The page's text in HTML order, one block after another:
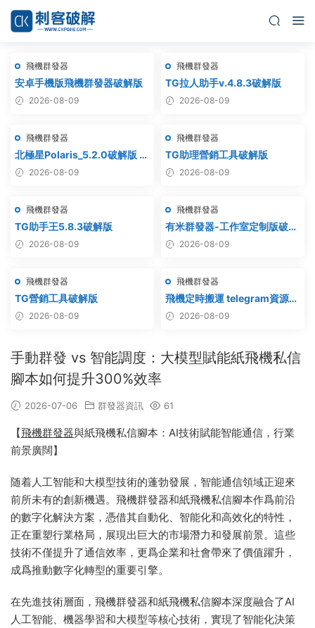
飛機群發器
安卓手機版飛機群發器破解版
2026-08-09
飛機群發器
TG拉人助手v.4.8.3破解版
2026-08-09
飛機群發器
北極星Polaris_5.2.0破解版 飛
機群發器_TG群發軟件
2026-08-09
飛機群發器
TG助理營銷工具破解版
2026-08-09
飛機群發器
TG助手王5.8.3破解版
2026-08-09
飛機群發器
有米群發器-工作室定制版破解
版 2026-08-09
飛機群發器
TG營銷工具破解版
2026-08-09
飛機群發器
飛機定時搬運 telegram資源搬
運 TG頻道搬運 電報頻道克隆
2026-08-09
手動群發 vs 智能調度：大模型賦能紙飛機私信
腳本如何提升300%效率
2026-07-06 群發器資訊 61
【飛機群發器與紙飛機私信腳本：AI技術賦能智能通信，行業
前景廣闊】
随着人工智能和大模型技術的蓬勃發展，智能通信領域正迎來
前所未有的創新機遇。飛機群發器和紙飛機私信腳本作爲前沿
的數字化解決方案，憑借其自動化、智能化和高效化的特性，
正在重塑行業格局，展現出巨大的市場潛力和發展前景。這些
技術不僅提升了通信效率，更爲企業和社會帶來了價值躍升，
成爲推動數字化轉型的重要引擎。
在先進技術層面，飛機群發器和紙飛機私信腳本深度融合了AI
人工智能、機器學習和大模型等核心技術，實現了智能化決策